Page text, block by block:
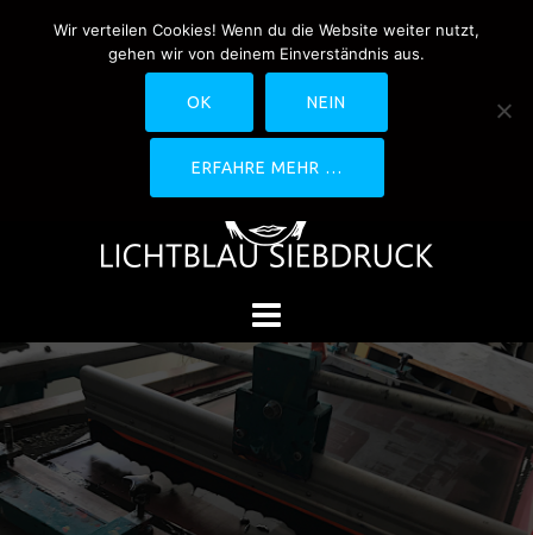
0170-4800361
drucken@lichtblau-
siebdruck.de
Schwedlerstraße 1 - 5 60314
Wir verteilen Cookies! Wenn du die Website weiter nutzt,
gehen wir von deinem Einverständnis aus.
OK NEIN
ERFAHRE MEHR …